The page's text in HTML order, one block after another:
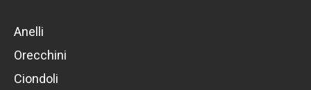
Anelli
Orecchini
Ciondoli